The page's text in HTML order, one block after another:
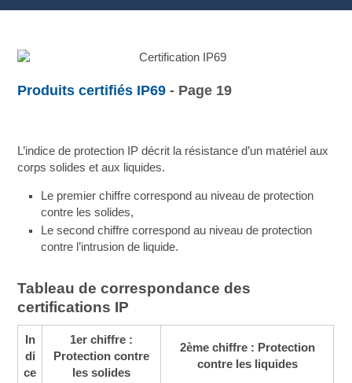
Produits certifiés IP69 - Page 19
L’indice de protection IP décrit la résistance d’un matériel aux
corps solides et aux liquides.
Le premier chiffre correspond au niveau de protection
contre les solides,
Le second chiffre correspond au niveau de protection
contre l’intrusion de liquide.
Tableau de correspondance des
certifications IP
In
di
ce
1er chiffre :
Protection contre
les solides
2ème chiffre : Protection
contre les liquides